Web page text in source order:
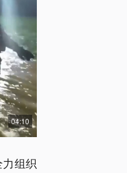
04:10
组织